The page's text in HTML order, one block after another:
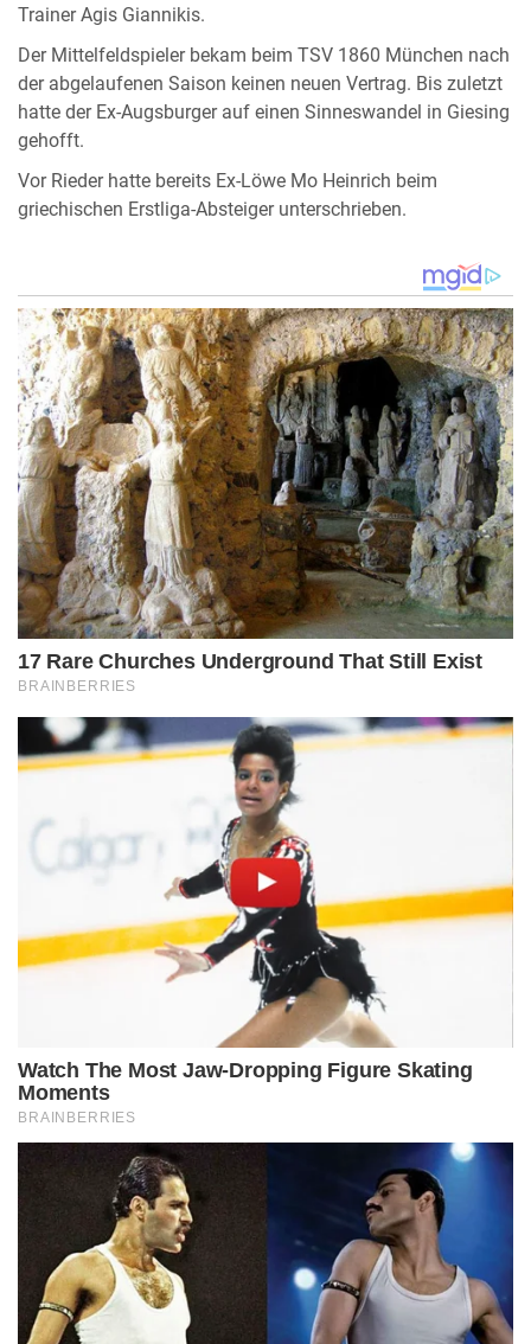
Trainer Agis Giannikis.
Der Mittelfeldspieler bekam beim TSV 1860 München nach
der abgelaufenen Saison keinen neuen Vertrag. Bis zuletzt
hatte der Ex-Augsburger auf einen Sinneswandel in Giesing
gehofft.
Vor Rieder hatte bereits Ex-Löwe Mo Heinrich beim
griechischen Erstliga-Absteiger unterschrieben.